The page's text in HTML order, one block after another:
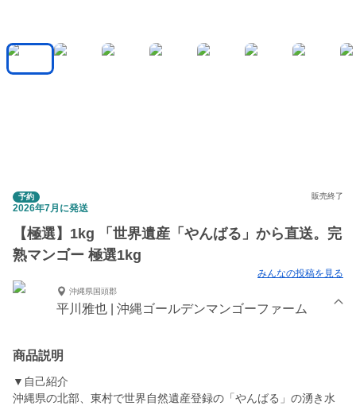
予約 販売終了
2026年7月に発送
【極選】1kg 「世界遺産「やんばる」から直送。完
熟マンゴー 極選1kg
みんなの投稿を見る
沖縄県国頭郡
平川雅也 | 沖縄ゴールデンマンゴーファーム
商品説明
▼自己紹介
沖縄県の北部、東村で世界自然遺産登録の「やんばる」の湧き水